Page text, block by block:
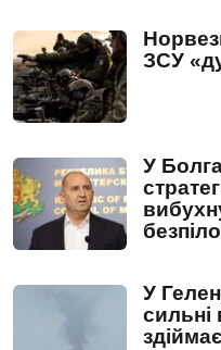
ЗСУ
У
У
сильні